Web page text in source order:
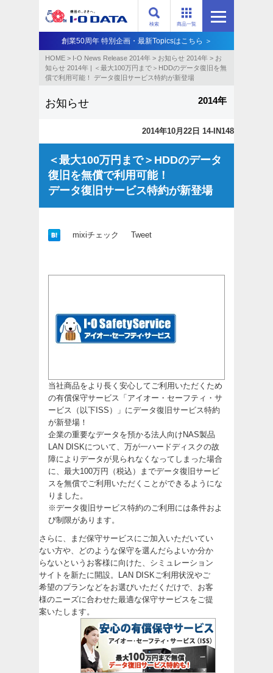
商品一覧
検索
創業50周年 特別企画・最新Topicsはこちら ＞
HOME > I-O News Release 2014年 > お知らせ 2014年 > お
知らせ 2014年 | ＜最大100万円まで＞HDDのデータ復旧を無
償で利用可能！ データ復旧サービス特約が新登場
お知らせ 2014年
2014年10月22日 14-IN148
＜最大100万円まで＞HDDのデータ
復旧を無償で利用可能！
データ復旧サービス特約が新登場
mixiチェック Tweet
当社商品をより長く安心してご利用いただくため
の有償保守サービス「アイオー・セーフティ・サ
ービス（以下ISS）」にデータ復旧サービス特約
が新登場！
企業の重要なデータを預かる法人向けNAS製品
LAN DISKについて、万が一ハードディスクの故
障によりデータが見られなくなってしまった場合
に、最大100万円（税込）までデータ復旧サービ
スを無償でご利用いただくことができるようにな
りました。
※データ復旧サービス特約のご利用には条件およ
び制限があります。
さらに、まだ保守サービスにご加入いただいてい
ない方や、どのような保守を選んだらよいか分か
らないというお客様に向けた、シミュレーション
サイトを新たに開設。LAN DISKご利用状況やご
希望のプランなどをお選びいただくだけで、お客
様のニーズに合わせた最適な保守サービスをご提
案いたします。